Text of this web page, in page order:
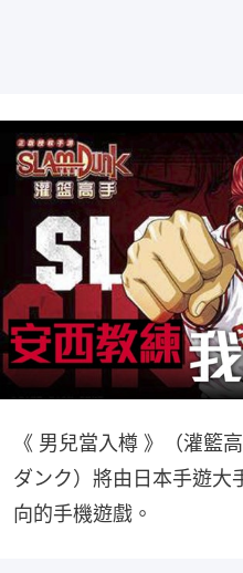
《 男兒當入樽 》（灌籃
ダンク）將由日本手遊大
向的手機遊戲。